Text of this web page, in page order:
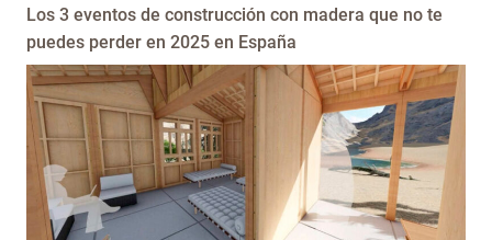
Los 3 eventos de construcción con madera que no te
puedes perder en 2025 en España